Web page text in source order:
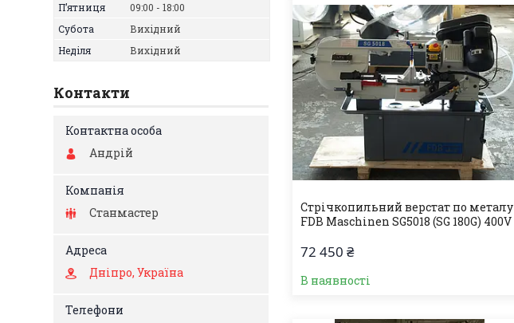
Стрічкопильний верстат по металу
FDB Maschinen SG5018 (SG 180G) 400V
72 450 ₴
В наявності
Пʼятниця
09:00
18:00
Субота
Вихідний
Неділя
Вихідний
Контакти
Андрій
Станмастер
Дніпро, Україна